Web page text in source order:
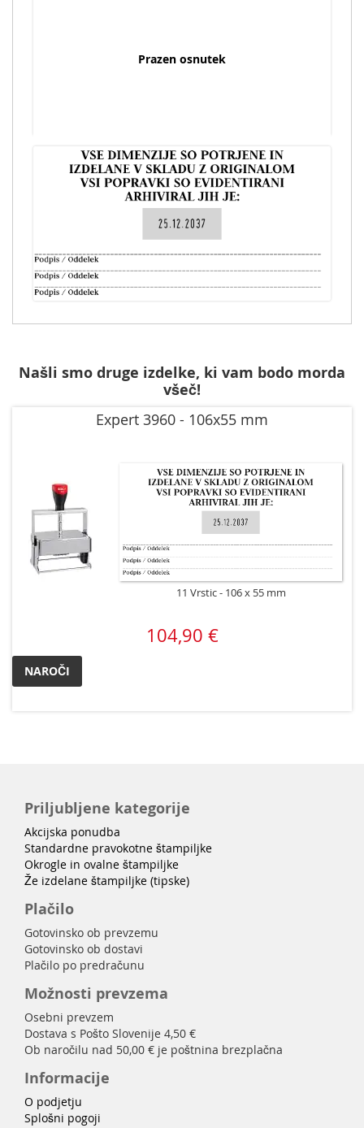
Prazen osnutek
Našli smo druge izdelke, ki vam bodo morda
všeč!
Expert 3960 - 106x55 mm
11 Vrstic 106 x 55 mm
104,90 €
NAROČI
Priljubljene kategorije
Akcijska ponudba
Standardne pravokotne štampiljke
Okrogle in ovalne štampiljke
Že izdelane štampiljke (tipske)
Plačilo
Gotovinsko ob prevzemu
Gotovinsko ob dostavi
Plačilo po predračunu
Možnosti prevzema
Osebni prevzem
Dostava s Pošto Slovenije 4,50 €
Ob naročilu nad 50,00 € je poštnina brezplačna
Informacije
O podjetju
Splošni pogoji